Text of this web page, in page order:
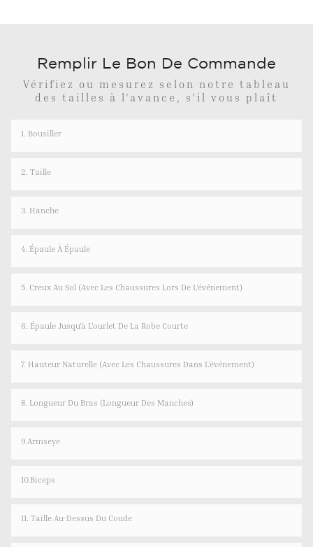
Remplir Le Bon De Commande
Vérifiez ou mesurez selon notre tableau
des tailles à l'avance, s'il vous plaît
1. Bousiller
2. Taille
3. Hanche
4. Épaule À Épaule
5. Creux Au Sol (avec Les Chaussures Lors De L'événement)
6. Épaule Jusqu'à L'ourlet De La Robe Courte
7. Hauteur Naturelle (avec Les Chaussures Dans L'événement)
8. Longueur Du Bras (longueur Des Manches)
9.Armseye
10.Biceps
11. Taille Au-Dessus Du Coude